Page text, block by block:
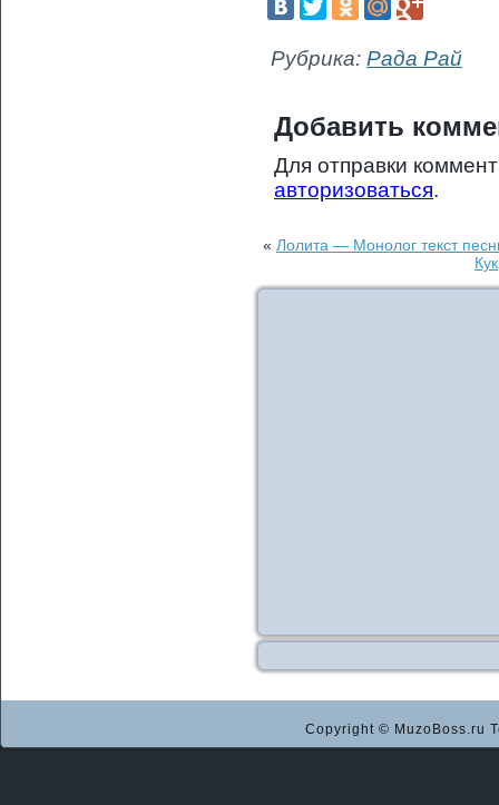
Рубрика: Рада Рай
Добавить
Для отправки
авторизоваться.
« Лолита — Монолог текст
Copyright © MuzoBoss.ru